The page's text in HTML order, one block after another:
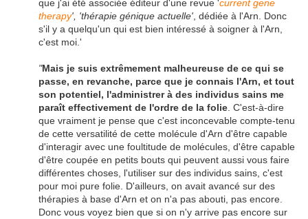
que j'ai été associée éditeur d'une revue 'current gene
therapy', 'thérapie génique actuelle' , dédiée à l'Arn. Donc
s'il y a quelqu'un qui est bien intéressé à soigner à l'Arn,
c'est moi.'
"Mais je suis extrêmement malheureuse de ce qui se
passe, en revanche, parce que je connais l'Arn, et tout
son potentiel, l'administrer à des individus sains me
paraît effectivement de l'ordre de la folie . C'est-à-dire
que vraiment je pense que c'est inconcevable compte-tenu
de cette versatilité de cette molécule d'Arn d'être capable
d'interagir avec une foultitude de molécules, d'être capable
d'être coupée en petits bouts qui peuvent aussi vous faire
différentes choses, l'utiliser sur des individus sains, c'est
pour moi pure folie. D'ailleurs, on avait avancé sur des
thérapies à base d'Arn et on n'a pas abouti, pas encore.
Donc vous voyez bien que si on n'y arrive pas encore sur